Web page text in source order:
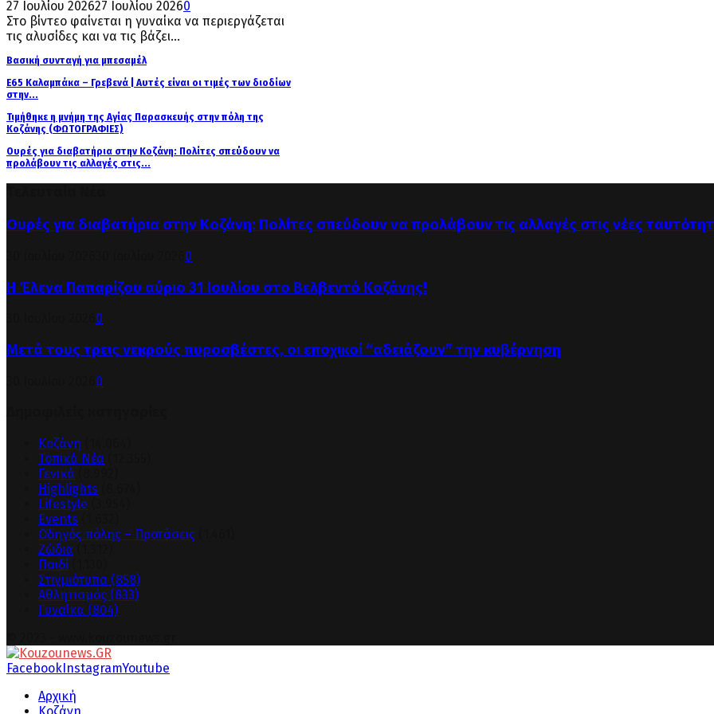
27 Ιουλίου 202627 Ιουλίου 20260
Στο βίντεο φαίνεται η γυναίκα να περιεργάζεται
τις αλυσίδες και να τις βάζει...
Βασική συνταγή για μπεσαμέλ
Ε65 Καλαμπάκα – Γρεβενά | Αυτές είναι οι τιμές των διοδίων
στην...
Τιμήθηκε η μνήμη της Αγίας Παρασκευής στην πόλη της
Κοζάνης (ΦΩΤΟΓΡΑΦΙΕΣ)
Ουρές για διαβατήρια στην Κοζάνη: Πολίτες σπεύδουν να
προλάβουν τις αλλαγές στις...
Ουρές για διαβατήρια στην Κοζάνη: Πολίτες σπεύδουν να προλάβουν τις αλλαγές στις νέες
0
Η Έλενα Παπαρίζου αύριο 31 Ιουλίου στο Βελβεντό Κοζάνης!
0
Μετά τους τρεις νεκρούς πυροσβέστες, οι εποχικοί “αδειάζουν” την κυβέρνηση
0
Κοζάνη
Τοπικά Νέα
Γενικά
Highlights
Lifestyle
Events
Οδηγός πόλης – Προτάσεις
Ζώδια
Παιδί
Στιγμιότυπα (858)
Αθλητισμός (833)
Γυναίκα (804)
Facebook InstagramYoutube
Αρχική